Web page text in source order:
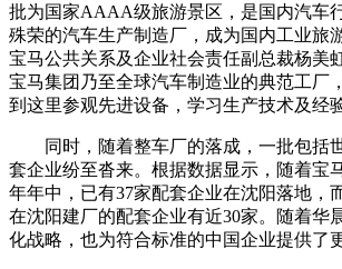
批为国家AAAA级旅游景区，是国内汽车
殊荣的汽车生产制造厂，成为国内工业旅
宝马公共关系及企业社会责任副总裁杨美
宝马集团乃至全球汽车制造业的典范工厂
到这里参观先进设备，学习生产技术及经验
同时，随着整车厂的落成，一批包括
套企业纷至沓来。根据数据显示，随着宝
年年中，已有37家配套企业在沈阳落地，
在沈阳建厂的配套企业有近30家。随着华
化战略，也为符合标准的中国企业提供了